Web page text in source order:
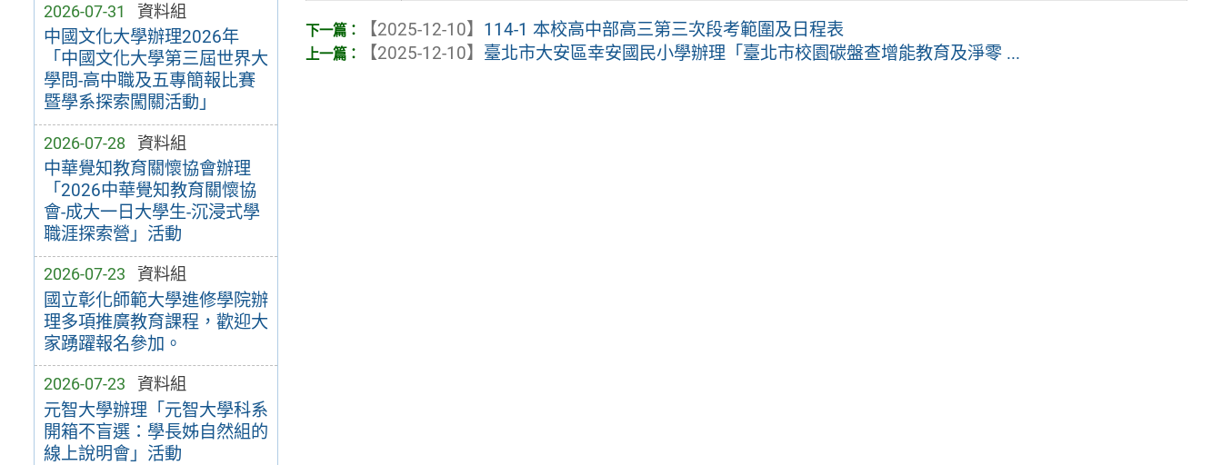
2026-07-31 資料組
中國文化大學辦理2026年
「中國文化大學第三屆世界大
學問-高中職及五專簡報比賽
暨學系探索闖關活動」
2026-07-28 資料組
中華覺知教育關懷協會辦理
「2026中華覺知教育關懷協
會-成大一日大學生-沉浸式學
職涯探索營」活動
2026-07-23 資料組
國立彰化師範大學進修學院辦
理多項推廣教育課程，歡迎大
家踴躍報名參加。
2026-07-23 資料組
元智大學辦理「元智大學科系
開箱不盲選：學長姊自然組的
線上說明會」活動
【2025-12-10】 114-1 本校高中部高三第三次段考範圍及日程表
【2025-12-10】 臺北市大安區幸安國民小學辦理「臺北市校園碳盤查增能教育及淨零 ...